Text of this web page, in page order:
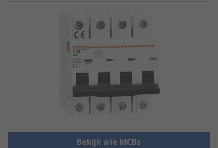
Bekijk alle MCBs